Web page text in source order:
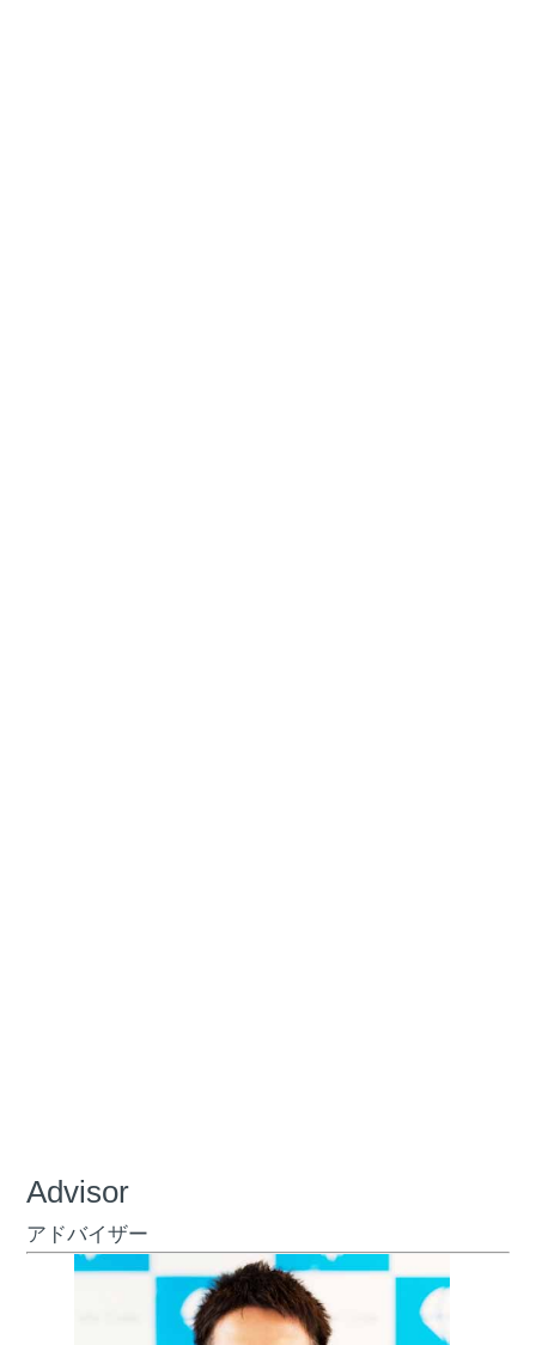
Advisor
アドバイザー